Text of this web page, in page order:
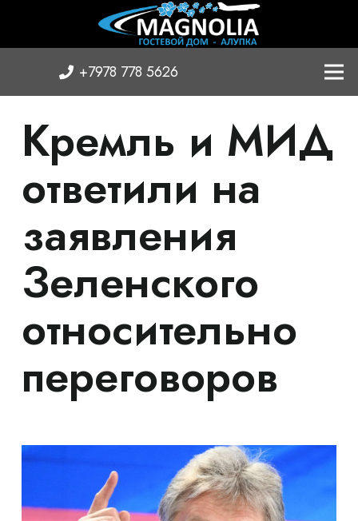
+7978 778 5626
Кремль и МИД
ответили на
заявления
Зеленского
относительно
переговоров